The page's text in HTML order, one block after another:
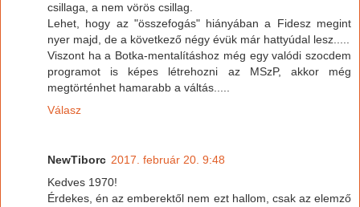
csillaga, a nem vörös csillag.
Lehet, hogy az "összefogás" hiányában a Fidesz megint
nyer majd, de a következő négy évük már hattyúdal lesz.....
Viszont ha a Botka-mentalításhoz még egy valódi szocdem
programot is képes létrehozni az MSzP, akkor még
megtörténhet hamarabb a váltás.....
Válasz
NewTiborc 2017. február 20. 9:48
Kedves 1970!
Érdekes, én az emberektől nem ezt hallom, csak az elemző